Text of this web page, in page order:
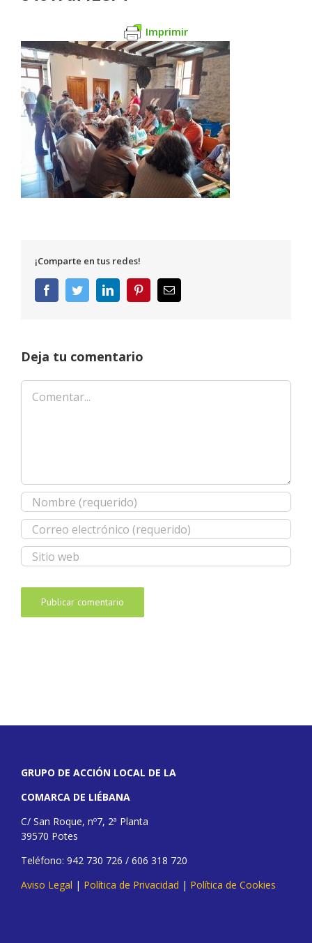
Imprimir
¡Comparte en tus redes!
FacebookTwitterLinkedInPinterestCorreo
electrónico
Deja tu comentario
Comentar
GRUPO DE ACCIÓN LOCAL DE LA
COMARCA DE LIÉBANA
C/ San Roque, nº7, 2ª Planta
39570 Potes
Teléfono: 942 730 726 / 606 318 720
Aviso Legal | Política de Privacidad | Política de Cookies